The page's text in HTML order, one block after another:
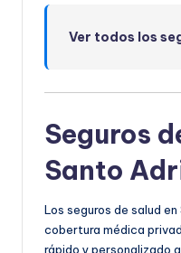
Ver todos los
Seguros
Santo
Los seguros de salud
cobertura médica
rápido y personalizado